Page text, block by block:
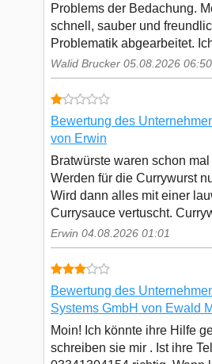
Problems der Bedachung.
schnell, sauber und
Problematik abgearbeitet.
Walid Brucker 05.08.2026 06:50
Bewertung des
von Erwin
Bratwürste waren schon
Werden für die Currywurst
Wird dann alles mit einer
Currysauce vertuscht.
Erwin 04.08.2026 01:01
Bewertung des
Systems GmbH von Ewald
Moin! Ich könnte ihre Hilfe
schreiben sie mir . Ist ihre